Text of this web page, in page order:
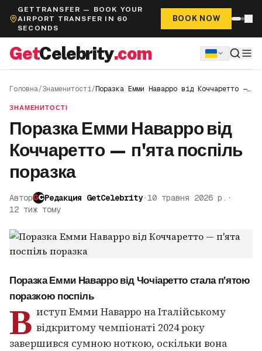
GETTRANSFER — BOOK YOUR
AIRPORT TRANSFER IN 60
SECONDS
BOOK NOW
GetCelebrity.com
Головна/Знаменитості/Поразка Емми Наварро від Коччаретто —
ЗНАМЕНИТОСТІ
Поразка Емми Наварро від
Коччаретто — п'ята поспіль
поразка
Автор Редакция GetCelebrity·10 травня 2026 р. ·
12 тиж тому
Поразка Емми Наварро від Чочіаретто стала п'ятою
поразкою поспіль
В иступ Емми Наварро на Італійському
відкритому чемпіонаті 2024 року
завершився сумною ноткою, оскільки вона